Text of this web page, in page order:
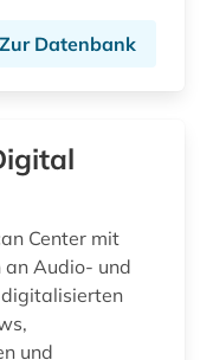
Zur Datenbank
Center mit
Audio- und
und